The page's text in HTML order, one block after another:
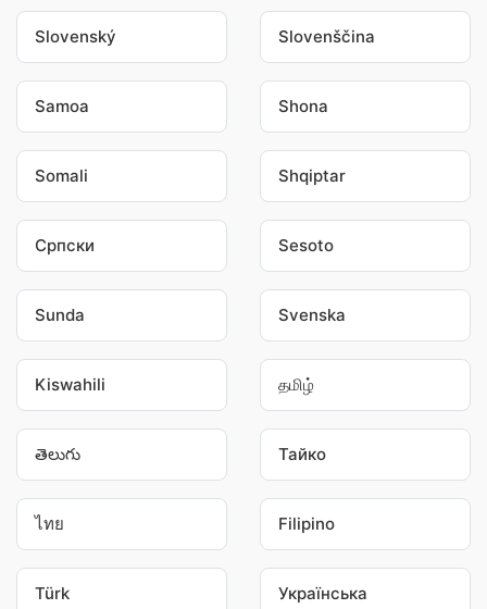
Slovenský Slovenščina
Samoa Shona
Somali Shqiptar
Српски Sesoto
Sunda Svenska
Kiswahili தமிழ்
తెలుగు Тайко
ไทย Filipino
Türk Українська